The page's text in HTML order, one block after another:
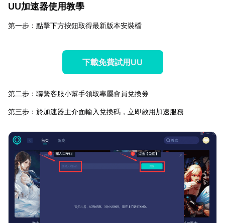
UU加速器使用教學
第一步：點擊下方按鈕取得最新版本安裝檔
下載免費試用UU
第二步：聯繫客服小幫手領取專屬會員兌換券
第三步：於加速器主介面輸入兌換碼，立即啟用加速服務